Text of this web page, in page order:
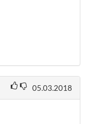
05.03.2018